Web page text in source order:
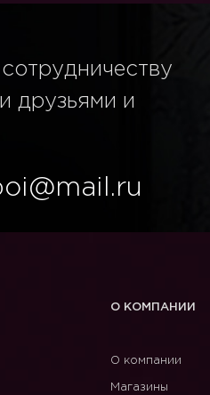
друзьями и
О КОМПАНИИ
О компании
Магазины